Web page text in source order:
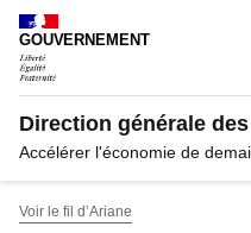
Panneau de gestion des
GOUVERNEMENT
Direction générale
Accélérer l'économie de
Voir le fil d’Ariane